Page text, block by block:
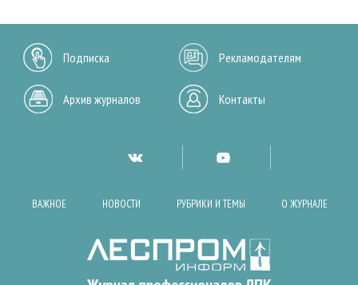
Подписка Рекламодателям
Архив журналов Контакты
ВАЖНОЕ НОВОСТИ РУБРИКИ И ТЕМЫ О ЖУРНАЛЕ